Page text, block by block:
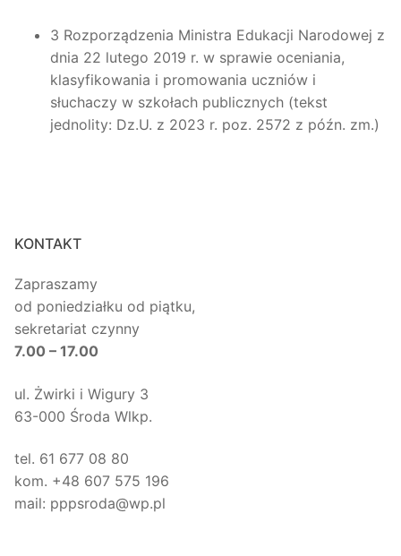
3 Rozporządzenia Ministra Edukacji Narodowej z
dnia 22 lutego 2019 r. w sprawie oceniania,
klasyfikowania i promowania uczniów i
słuchaczy w szkołach publicznych (tekst
jednolity: Dz.U. z 2023 r. poz. 2572 z późn. zm.)
KONTAKT
Zapraszamy
od poniedziałku od piątku,
sekretariat czynny
7.00 – 17.00
ul. Żwirki i Wigury 3
63-000 Środa Wlkp.
tel. 61 677 08 80
kom. +48 607 575 196
mail: pppsroda@wp.pl